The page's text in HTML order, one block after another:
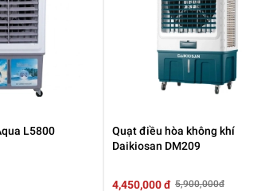
gian lâu, tiết kiệm thời gian thêm nước nhiều
lưu lượng gió lớn 6800 m3/h, đáp ứng được
quán ăn,... tiết kiệm điện năng hiệu quả.
và vệ sinh tiện dụng.
L5800
Quạt điều hòa không khí
Daikiosan DM209
4,450,000 đ 5,900,000đ